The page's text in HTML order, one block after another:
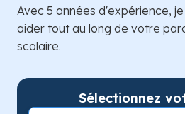
Avec 5 années d'expérience,
aider tout au long de votre
scolaire.
Sélectionnez